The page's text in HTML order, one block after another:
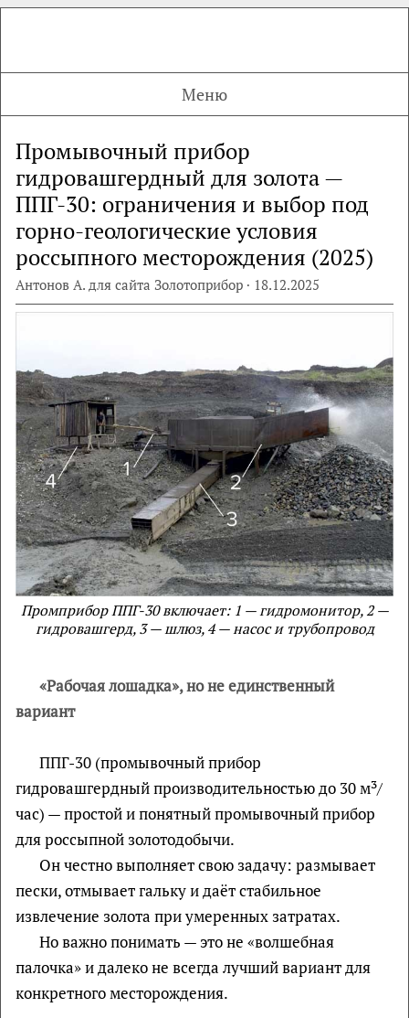
Меню
Промывочный прибор
гидровашгердный для золота —
ППГ-30: ограничения и выбор под
горно-геологические условия
россыпного месторождения (2025)
Антонов А. для сайта Золотоприбор · 18.12.2025
Промприбор ППГ-30 включает: 1 — гидромонитор, 2 —
гидровашгерд, 3 — шлюз, 4 — насос и трубопровод
«Рабочая лошадка», но не единственный
вариант
ППГ-30 (промывочный прибор
гидровашгердный производительностью до 30 м³/
час) — простой и понятный промывочный прибор
для россыпной золотодобычи.
Он честно выполняет свою задачу: размывает
пески, отмывает гальку и даёт стабильное
извлечение золота при умеренных затратах.
Но важно понимать — это не «волшебная
палочка» и далеко не всегда лучший вариант для
конкретного месторождения.